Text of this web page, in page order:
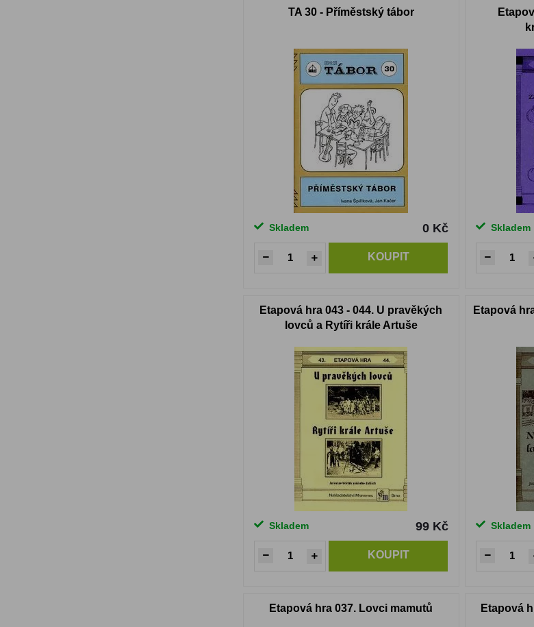
TA 30 - Příměstský tábor
Skladem 0 Kč
KOUPIT
Skladem
Etapová hra 043 - 044. U pravěkých
lovců a Rytíři krále Artuše
Skladem 99 Kč
KOUPIT
Etapová
Skladem
Etapová hra 037. Lovci mamutů
Etapová